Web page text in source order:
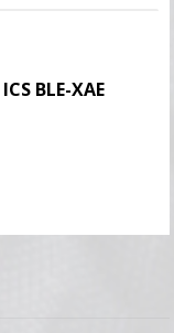
ICS BLE-XAE